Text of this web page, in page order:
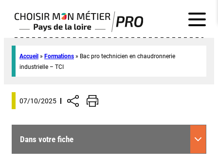
Accueil » Formations » Bac pro technicien en chaudronnerie
industrielle – TCI
07/10/2025
Dans votre fiche